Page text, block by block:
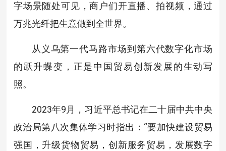
字场景随处可见，商户们开直播、拍视频，通过
万兆光纤把生意做到全世界。
从义乌第一代马路市场到第六代数字化市场
的跃升蝶变，正是中国贸易创新发展的生动写
照。
2023年9月，习近平总书记在二十届中共中央
政治局第八次集体学习时指出：“要加快建设贸易
强国，升级货物贸易，创新服务贸易，发展数字